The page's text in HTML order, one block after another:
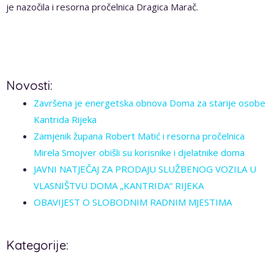
je nazočila i resorna pročelnica Dragica Marač.
Novosti:
Završena je energetska obnova Doma za starije osobe
Kantrida Rijeka
Zamjenik župana Robert Matić i resorna pročelnica
Mirela Smojver obišli su korisnike i djelatnike doma
JAVNI NATJEČAJ ZA PRODAJU SLUŽBENOG VOZILA U
VLASNIŠTVU DOMA „KANTRIDA“ RIJEKA
OBAVIJEST O SLOBODNIM RADNIM MJESTIMA
Kategorije: